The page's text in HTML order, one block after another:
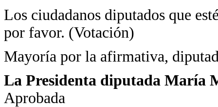
Los ciudadanos diputados que
por favor. (Votación)
Mayoría por la afirmativa,
La Presidenta diputada María
Aprobada